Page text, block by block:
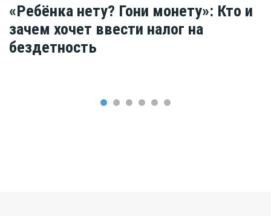
«Ребёнка нету? Гони монету»: Кто и
зачем хочет ввести налог на
бездетность